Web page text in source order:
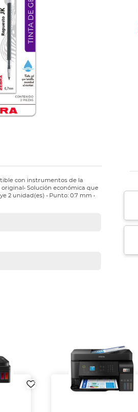
más
más
más
con instrumentos de la
Solución económica que
2 unidad(es) • Punto: 0.7 mm •